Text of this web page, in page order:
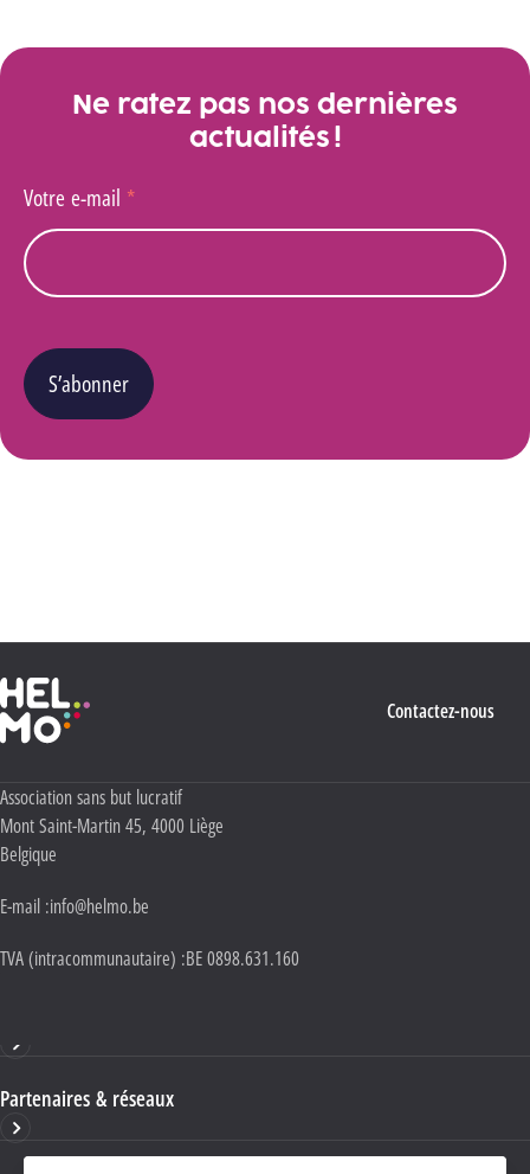
Ne ratez pas nos dernières
actualités !
Votre e-mail *
S’abonner
Haute École Libre Mosane
Contactez-nous
Adresse :
Association sans but lucratif
Mont Saint-Martin 45, 4000 Liège
Belgique
E-mail :info@helmo.be
TVA (intracommunautaire) :BE 0898.631.160
Partenaires & réseaux